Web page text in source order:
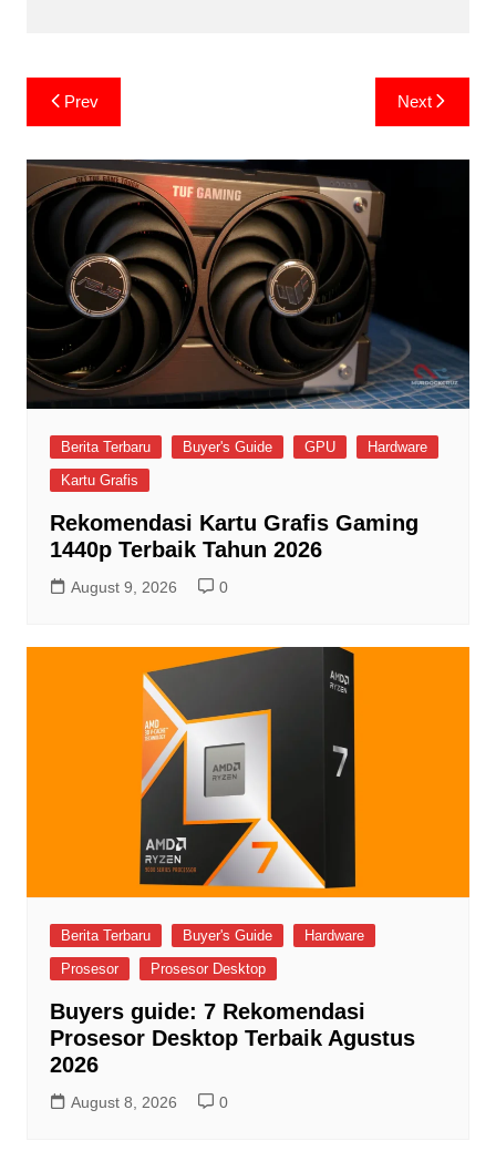
Post
navigation
Prev Next
Berita Terbaru Buyer's Guide GPU
Hardware
Kartu Grafis
Rekomendasi Kartu Grafis Gaming
1440p Terbaik Tahun 2026
August 9, 2026 0
Berita Terbaru Buyer's Guide
Hardware
Prosesor
Prosesor Desktop
Buyers guide: 7 Rekomendasi
Prosesor Desktop Terbaik Agustus
2026
August 8, 2026 0